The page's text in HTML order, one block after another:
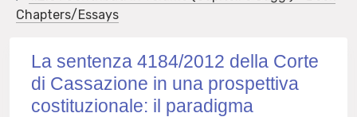
Chapters/Essays
La sentenza 4184/2012 della Corte
di Cassazione in una prospettiva
costituzionale: il paradigma